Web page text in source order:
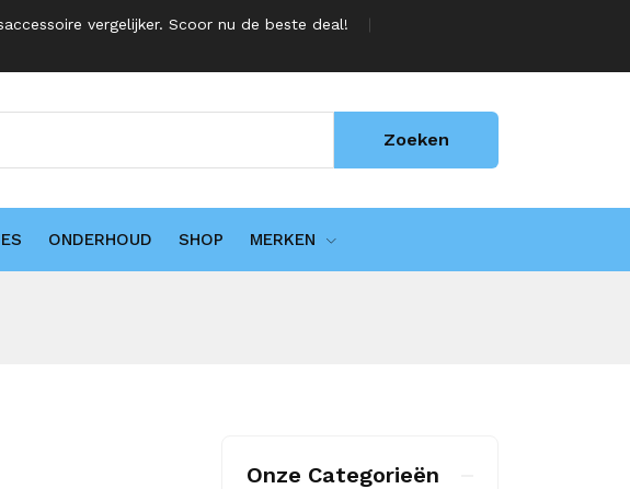
vergelijker. Scoor nu de beste deal!
Zoeken
ONDERHOUD SHOP MERKEN
Onze Categorieën